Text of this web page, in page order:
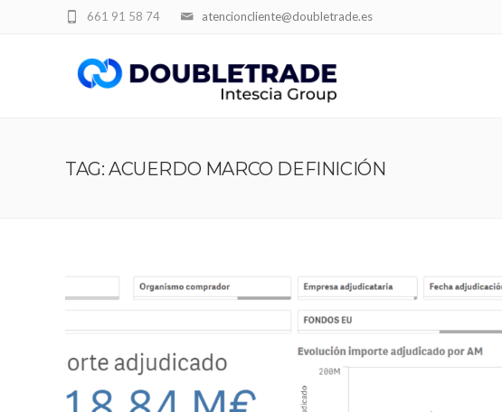
atencioncliente@doubletrade.es
661 91 58 74
TAG: ACUERDO MARCO DEFINICIÓN